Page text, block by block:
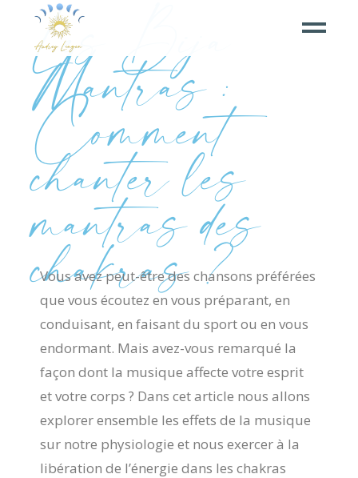
Les Bija
Mantras :
Comment
chanter les
mantras des
chakras ?
Vous avez peut-être des chansons préférées
que vous écoutez en vous préparant, en
conduisant, en faisant du sport ou en vous
endormant. Mais avez-vous remarqué la
façon dont la musique affecte votre esprit
et votre corps ? Dans cet article nous allons
explorer ensemble les effets de la musique
sur notre physiologie et nous exercer à la
libération de l’énergie dans les chakras